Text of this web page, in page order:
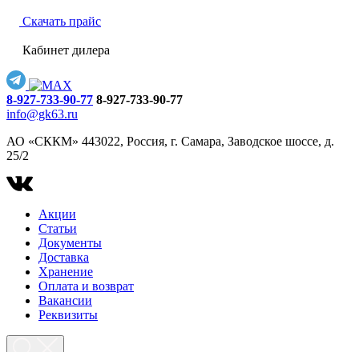
Скачать прайс
Кабинет дилера
8-927-733-90-77 8-927-733-90-77
info@gk63.ru
АО «СККМ» 443022, Россия, г. Самара, Заводское шоссе, д.
25/2
Акции
Статьи
Документы
Доставка
Хранение
Оплата и возврат
Вакансии
Реквизиты